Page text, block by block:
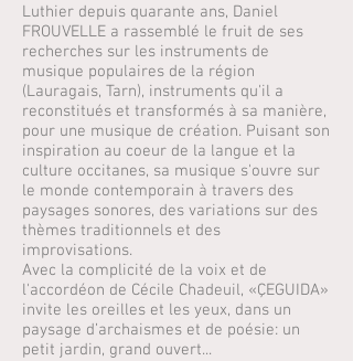
Luthier depuis quarante ans, Daniel
FROUVELLE a rassemblé le fruit de ses
recherches sur les instruments de
musique populaires de la région
(Lauragais, Tarn), instruments qu'il a
reconstitués et transformés à sa manière,
pour une musique de création. Puisant son
inspiration au coeur de la langue et la
culture occitanes, sa musique s'ouvre sur
le monde contemporain à travers des
paysages sonores, des variations sur des
thèmes traditionnels et des
improvisations.
Avec la complicité de la voix et de
l'accordéon de Cécile Chadeuil, «ÇEGUIDA»
invite les oreilles et les yeux, dans un
paysage d’archaismes et de poésie: un
petit jardin, grand ouvert...